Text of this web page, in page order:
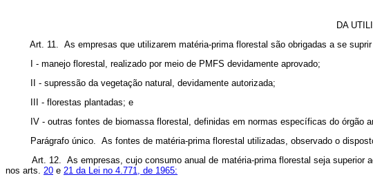
DA
Art. 11. As empresas que utilizarem matéria-prima florestal são obrigadas a se
florestal, realizado por meio de PMFS devidamente aprovado;
da vegetação natural, devidamente autorizada;
plantadas; e
fontes de biomassa florestal, definidas em normas específicas do órgão
único. As fontes de matéria-prima florestal utilizadas, observado o disposto no
Art. 12. As empresas, cujo consumo anual de matéria-prima florestal seja superior
nos arts. 20 e 21 da Lei no 4.771, de 1965: